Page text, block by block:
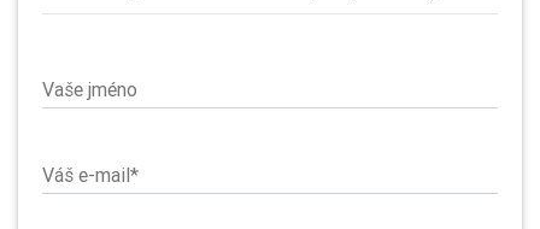
Vaše jméno
Váš e-mail*